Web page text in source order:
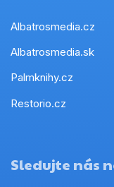
Albatrosmedia.cz
Albatrosmedia.sk
Palmknihy.cz
Restorio.cz
Sledujte nás